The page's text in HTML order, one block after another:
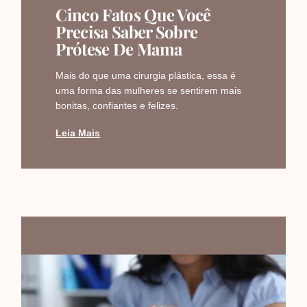
Cinco Fatos Que Você
Precisa Saber Sobre
Prótese De Mama
Mais do que uma cirurgia plástica, essa é
uma forma das mulheres se sentirem mais
bonitas, confiantes e felizes.
Leia Mais